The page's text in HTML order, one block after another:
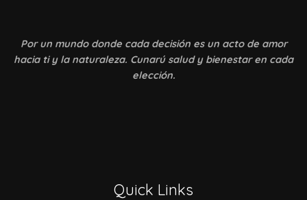
Por un mundo donde cada decisión es un acto de amor
hacia ti y la naturaleza. Cunarú salud y bienestar en cada
elección.
Quick Links